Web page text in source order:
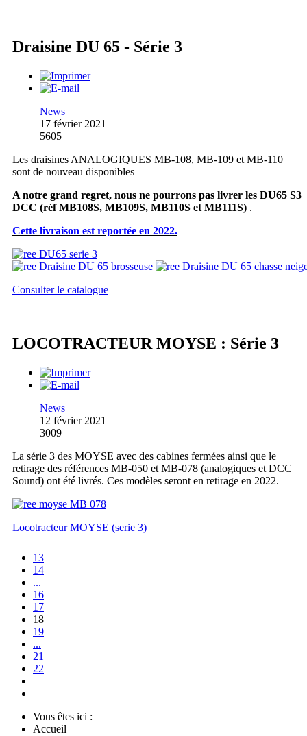
Draisine DU 65 - Série 3
News
17 février 2021
5605
Les draisines ANALOGIQUES MB-108, MB-109 et MB-110
sont de nouveau disponibles
A notre grand regret, nous ne pourrons pas livrer les DU65 S3
DCC (réf MB108S, MB109S, MB110S et MB111S) .
Cette livraison est reportée en 2022.
Consulter le catalogue
LOCOTRACTEUR MOYSE : Série 3
News
12 février 2021
3009
La série 3 des MOYSE avec des cabines fermées ainsi que le
retirage des références MB-050 et MB-078 (analogiques et DCC
Sound) ont été livrés. Ces modèles seront en retirage en 2022.
Locotracteur MOYSE (serie 3)
13
14
...
16
17
18
19
...
21
22
Vous êtes ici :
Accueil